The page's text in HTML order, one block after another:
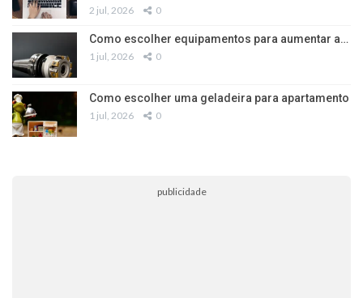
2 jul, 2026 0
Como escolher equipamentos para aumentar a…
1 jul, 2026 0
Como escolher uma geladeira para apartamento
1 jul, 2026 0
publicidade